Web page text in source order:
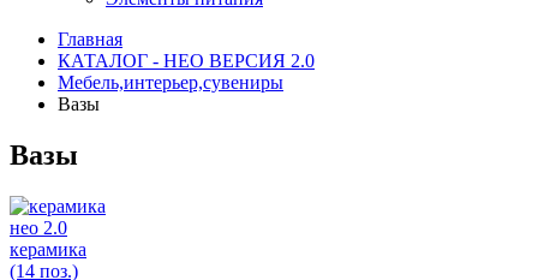
Главная
КАТАЛОГ - НЕО ВЕРСИЯ 2.0
Мебель,интерьер,сувениры
Вазы
Вазы
нео 2.0
керамика
(14 поз.)